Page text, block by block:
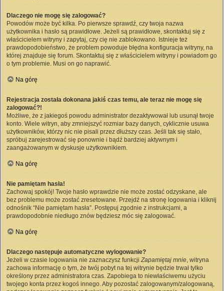
Dlaczego nie mogę się zalogować?
Powodów może być kilka. Po pierwsze sprawdź, czy twoja nazwa
użytkownika i hasło są prawidłowe. Jeżeli są prawidłowe, skontaktuj się z
właścicielem witryny i zapytaj, czy cię nie zablokowano. Istnieje też
prawdopodobieństwo, że problem powoduje błędna konfiguracja witryny, na
której znajduje się forum. Skontaktuj się z właścicielem witryny i powiadom go
o tym problemie. Musi on go naprawić.
Na górę
Rejestracja została dokonana jakiś czas temu, ale teraz nie mogę się
zalogować?!
Możliwe, że z jakiegoś powodu administrator dezaktywował lub usunął twoje
konto. Wiele witryn, aby zmniejszyć rozmiar bazy danych, cyklicznie usuwa
użytkowników, którzy nic nie pisali przez dłuższy czas. Jeśli tak się stało,
spróbuj zarejestrować się ponownie i bądź bardziej aktywnym i
zaangażowanym w dyskusje użytkownikiem.
Na górę
Nie pamiętam hasła!
Zachowaj spokój! Twoje hasło wprawdzie nie może zostać odzyskane, ale
bez problemu może zostać zresetowane. Przejdź na stronę logowania i kliknij
odnośnik “Nie pamiętam hasła”. Postępuj zgodnie z instrukcjami, a
prawdopodobnie niedługo znów będziesz móc się zalogować.
Na górę
Dlaczego następuje automatyczne wylogowanie?
Jeżeli w czasie logowania nie zaznaczysz funkcjiZapamiętaj mnie, witryna
zachowa informację o tym, że twój pobyt na tej witrynie będzie trwał tylko
określony przez administratora czas. Zapobiega to niewłaściwemu użyciu
twojego konta przez kogoś innego. Aby pozostać zalogowanym/zalogowaną,